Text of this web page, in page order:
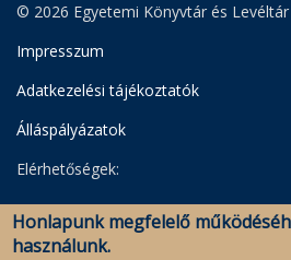
© 2026 Egyetemi Könyvtár és Levéltár
Impresszum
Adatkezelési tájékoztatók
Álláspályázatok
Elérhetőségek:
Egyetemi Könyvtár
Levéltár
Honlapunk megfelelő
használunk.